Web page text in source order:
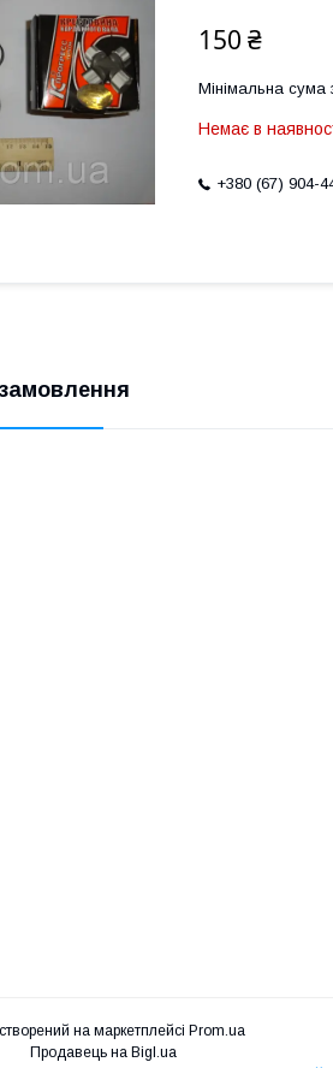
150 ₴
Мінімальна сума
Немає в
+380 (67) 904-
на маркетплейсі Prom.ua
Продавець на Bigl.ua